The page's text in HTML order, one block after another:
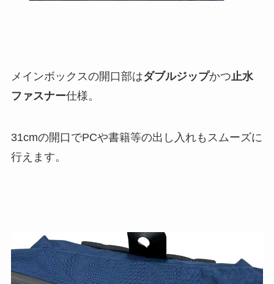
メインボックスの開口部はダブルジップかつ 止水
ファスナー仕様。
31cmの開口でPCや書籍等の出し入れもスムーズに
行えます。